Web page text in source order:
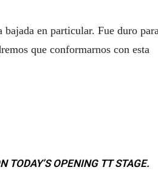
en particular. Fue duro
que conformarnos con esta
TODAY’S OPENING TT STAGE.